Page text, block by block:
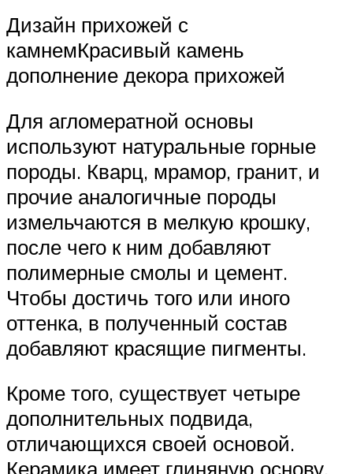
Дизайн прихожей с
камнемКрасивый камень
дополнение декора прихожей
Для агломератной основы
используют натуральные горные
породы. Кварц, мрамор, гранит, и
прочие аналогичные породы
измельчаются в мелкую крошку,
после чего к ним добавляют
полимерные смолы и цемент.
Чтобы достичь того или иного
оттенка, в полученный состав
добавляют красящие пигменты.
Кроме того, существует четыре
дополнительных подвида,
отличающихся своей основой.
Керамика имеет глиняную основу,